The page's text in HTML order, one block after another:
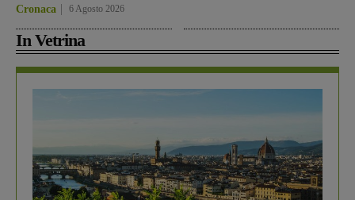
Cronaca 6 Agosto 2026
In Vetrina